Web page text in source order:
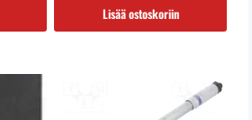
Lisää ostoskoriin